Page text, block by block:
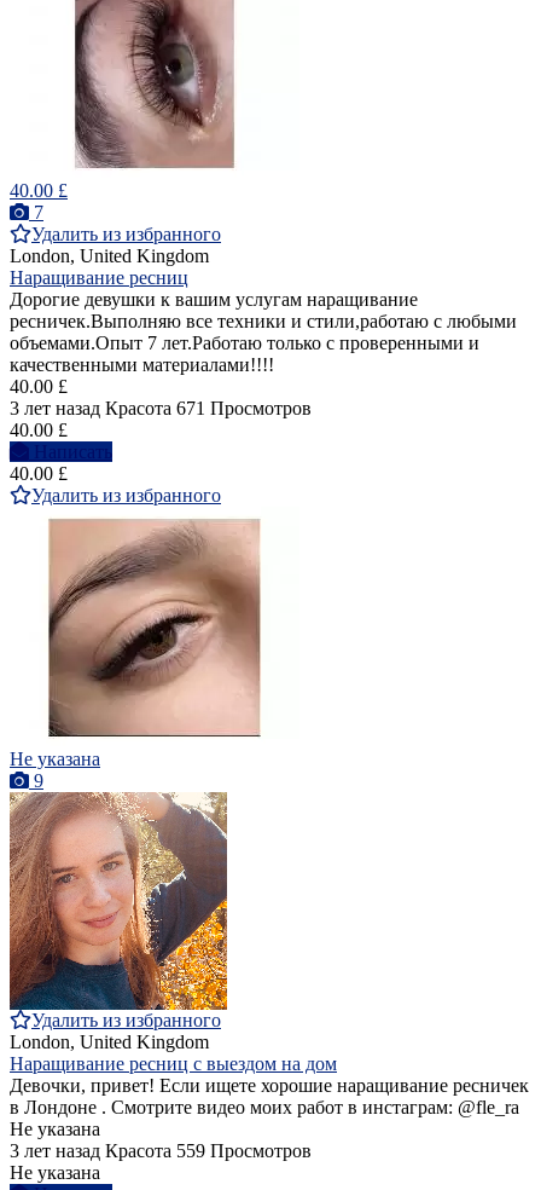
40.00 £
7
Удалить из избранного
London, United Kingdom
Наращивание ресниц
Дорогие девушки к вашим услугам наращивание
ресничек.Выполняю все техники и стили,работаю с любыми
объемами.Опыт 7 лет.Работаю только с проверенными и
качественными материалами!!!!
40.00 £
3 лет назад Красота 671 Просмотров
40.00 £
Написать
40.00 £
Удалить из избранного
Не указана
9
Удалить из избранного
London, United Kingdom
Наращивание ресниц с выездом на дом
Девочки, привет! Если ищете хорошие наращивание ресничек
в Лондоне . Смотрите видео моих работ в инстаграм: @fle_ra
Не указана
3 лет назад Красота 559 Просмотров
Не указана